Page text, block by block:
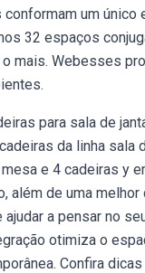
conformam um
32 espaços
mais. Webesses
para sala de
da linha sala
e 4 cadeiras y
além de uma
ajudar a pensar no
otimiza o
Confira